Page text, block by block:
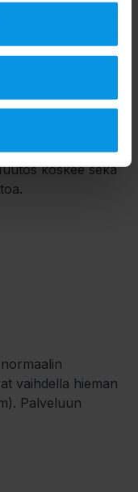
mikä tarkoittaa
jälkeen vain
eli SD-
ja muilta
koskee sekä
vaihdella hieman
Palveluun